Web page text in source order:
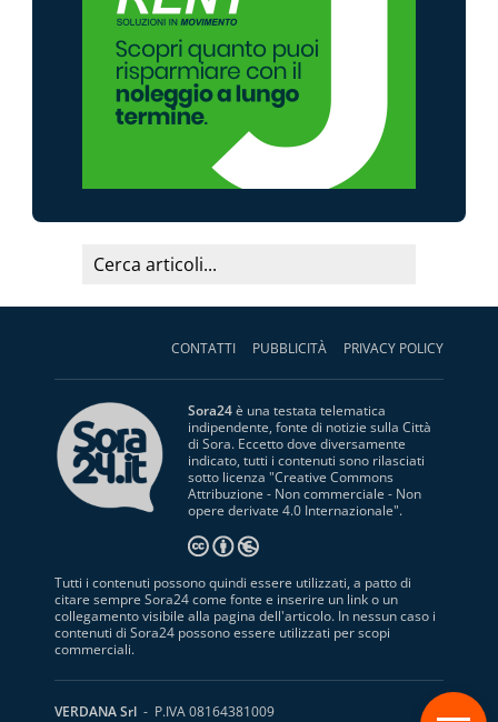
CONTATTI PUBBLICITÀ PRIVACY POLICY
Sora24è una testata telematica
indipendente, fonte di notizie sulla Città
di Sora. Eccetto dove diversamente
indicato, tutti i contenuti sono rilasciati
sotto licenza "Creative Commons
Attribuzione - Non commerciale - Non
opere derivate 4.0 Internazionale".
Tutti i contenuti possono quindi essere utilizzati, a patto di
citare sempre Sora24 come fonte e inserire un link o un
collegamento visibile alla pagina dell'articolo. In nessun caso i
contenuti di Sora24 possono essere utilizzati per scopi
commerciali.
VERDANA Srl - P.IVA 08164381009